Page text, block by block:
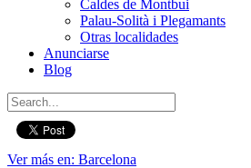
Caldes de Montbui
Palau-Solità i Plegamants
Otras localidades
Anunciarse
Blog
Ver más en: Barcelona